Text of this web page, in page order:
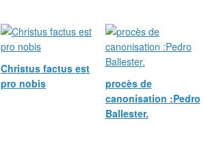
Christus factus est
pro nobis
procès de
canonisation :Pedro
Ballester.